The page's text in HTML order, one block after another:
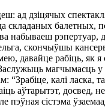
ад дзіцячых
складаных балетных,
набываеш рэпертуар,
скончыўшы
давайце рабіць, як
магчымасць у
“Зрабіце, калі ласка,
аўтарытэт, досвед,
пэўная сістэма